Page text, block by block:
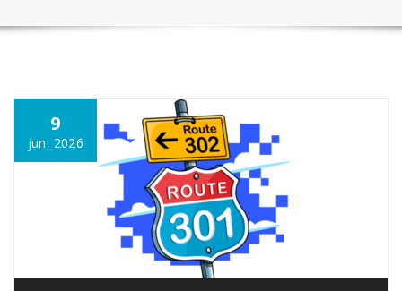
9
jun, 2026